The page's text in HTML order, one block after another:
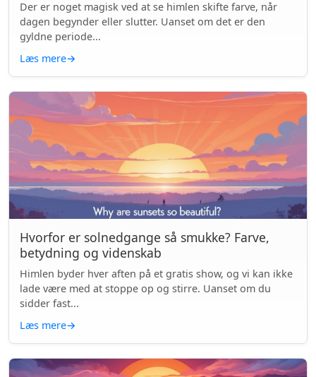
Der er noget magisk ved at se himlen skifte farve, når
dagen begynder eller slutter. Uanset om det er den
gyldne periode...
Læs mere→
Hvorfor er solnedgange så smukke? Farve,
betydning og videnskab
Himlen byder hver aften på et gratis show, og vi kan ikke
lade være med at stoppe op og stirre. Uanset om du
sidder fast...
Læs mere→